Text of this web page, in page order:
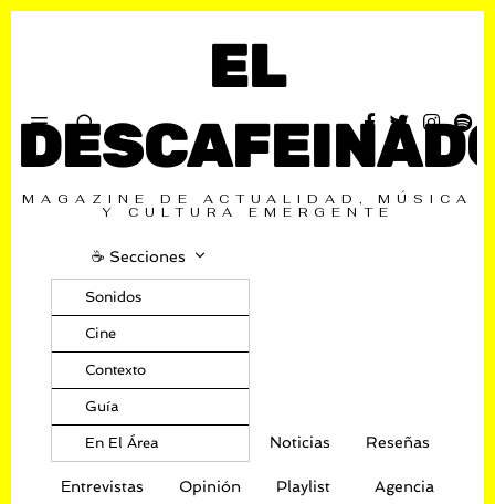
EL
MAGAZINE DE ACTUALIDAD, MÚSICA
Y CULTURA EMERGENTE
☕️ Secciones
Sonidos
Cine
Contexto
Guía
En El Área Noticias Reseñas
Entrevistas Opinión Playlist Agencia